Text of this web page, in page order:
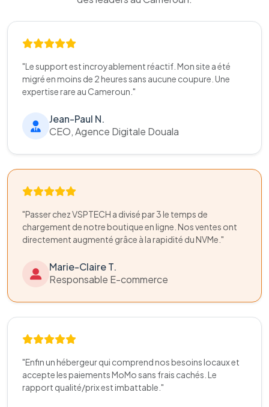
"Le support est incroyablement réactif. Mon site a été
migré en moins de 2 heures sans aucune coupure. Une
expertise rare au Cameroun."
Jean-Paul N.
CEO, Agence Digitale Douala
"Passer chez VSPTECH a divisé par 3 le temps de
chargement de notre boutique en ligne. Nos ventes ont
directement augmenté grâce à la rapidité du NVMe."
Marie-Claire T.
Responsable E-commerce
"Enfin un hébergeur qui comprend nos besoins locaux et
accepte les paiements MoMo sans frais cachés. Le
rapport qualité/prix est imbattable."